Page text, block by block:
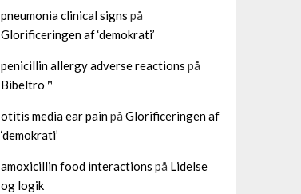
pneumonia clinical signs på
Glorificeringen af ‘demokrati’
penicillin allergy adverse reactions på
Bibeltro™
otitis media ear painpå Glorificeringen af
‘demokrati’
amoxicillin food interactions på Lidelse
og logik